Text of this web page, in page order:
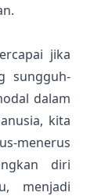
jika
sungguh-
dalam
kita
menerus
diri
menjadi